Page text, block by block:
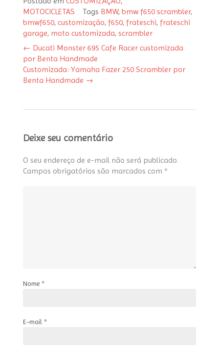
MOTOCICLETAS
Tags BMW, bmw f650 scrambler,
bmwf650, customização, f650, frateschi, frateschi
garage, moto customizada, scrambler
Post
navigation
← Ducati Monster 695 Cafe Racer customizada
por Benta Handmade
Customizada: Yamaha Fazer 250 Scrambler por
Benta Handmade →
Deixe seu comentário
O seu endereço de e-mail não será publicado.
Campos obrigatórios são marcados com *
Nome *
E-mail *